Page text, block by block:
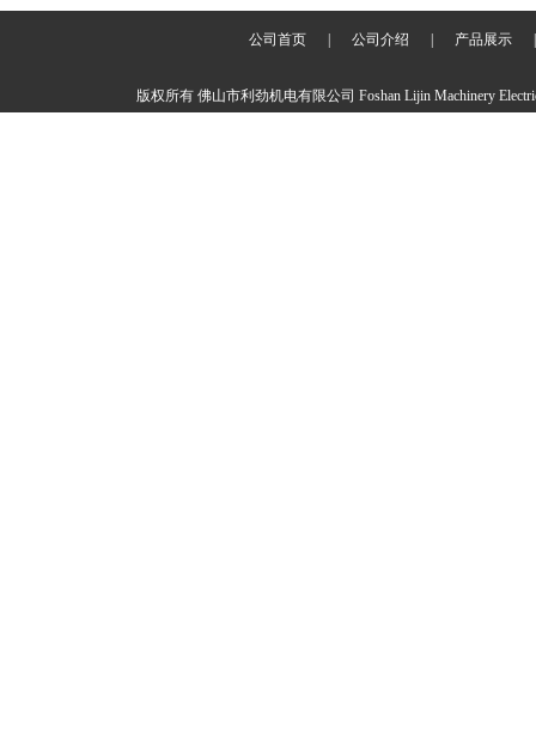
公司首页 公司介绍 产品展示
版权所有 佛山市利劲机电有限公司 Foshan Lijin Machinery